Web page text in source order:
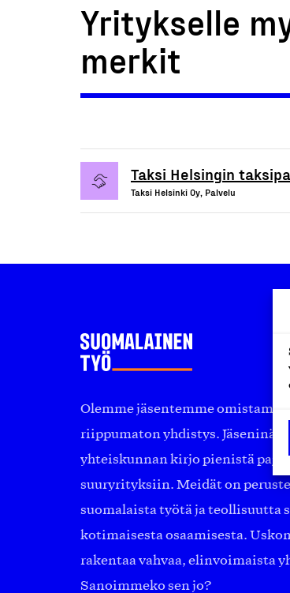
Yritykselle
merkit
Taksi Helsingin
Taksi Helsinki Oy, Palvelu
Olemme jäsentemme omistama
riippumaton yhdistys.
yhteiskunnan kirjo pienistä
suuryrityksiin. Meidät on
suomalaista työtä ja teollisuutta
kotimaisesta osaamisesta.
rakentaa vahvaa, elinvoimaista
Sanoimmeko sen jo?